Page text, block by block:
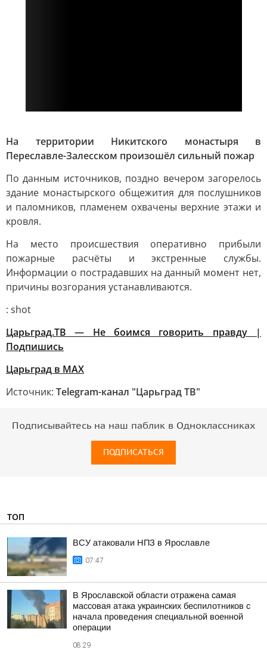
На территории Никитского монастыря в
Переславле-Залесском произошёл сильный пожар
По данным источников, поздно вечером загорелось
здание монастырского общежития для послушников
и паломников, пламенем охвачены верхние этажи и
кровля.
На место происшествия оперативно прибыли
пожарные расчёты и экстренные службы.
Информации о пострадавших на данный момент нет,
причины возгорания устанавливаются.
: shot
Царьград.ТВ — Не боимся говорить правду |
Подпишись
Царьград в МАХ
Источник: Telegram-канал "Царьград ТВ"
Подписывайтесь на наш паблик в Одноклассниках
ПОДПИСАТЬСЯ
ТОП
ВСУ атаковали НПЗ в Ярославле
07:47
В Ярославской области отражена самая
массовая атака украинских беспилотников с
начала проведения специальной военной
операции
08:29